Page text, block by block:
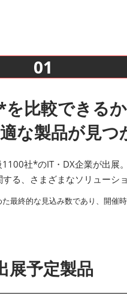
01
比較できる
な製品が見つ
社*のIT・DX企業が出展。
る、さまざまなソリューシ
最終的な見込み数であり、開催
展予定製品